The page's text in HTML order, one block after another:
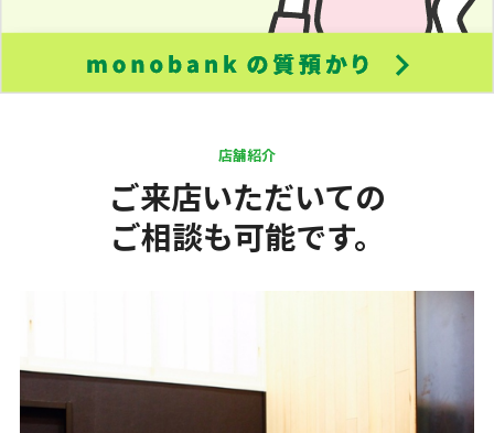
店舗紹介
ご来店いただいての
ご相談も可能です。